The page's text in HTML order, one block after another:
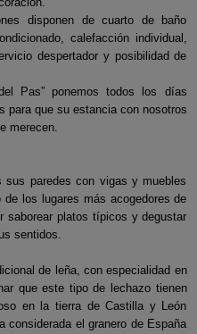
disponen de cuarto de baño
calefacción individual,
despertador y posibilidad de
Pas” ponemos todos los días
para que su estancia con nosotros
merecen.
sus paredes con vigas y muebles
los lugares más acogedores de
saborear platos típicos y degustar
sentidos.
de leña, con especialidad en
que este tipo de lechazo tienen
en la tierra de Castilla y León
considerada el granero de España